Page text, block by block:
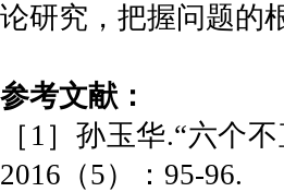
论研究，把握问题的
参考文献：
［1］孙玉华.“六个
2016（5）：95-96.